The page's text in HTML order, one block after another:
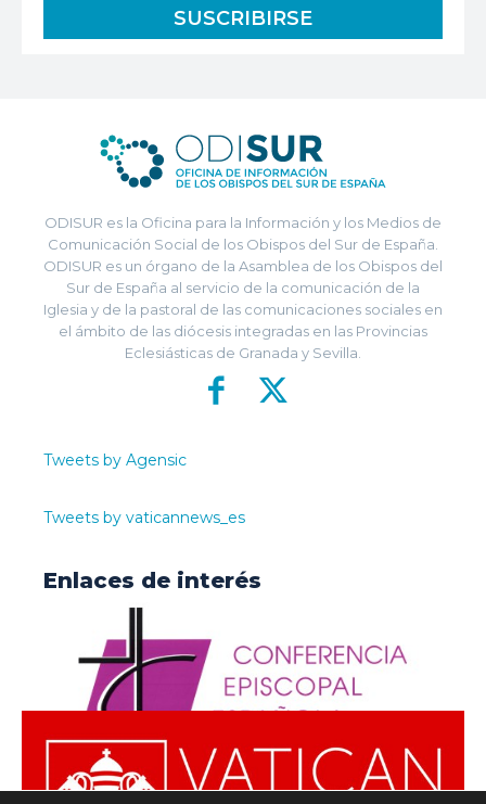
ODISUR es la Oficina para la Información y los Medios de
Comunicación Social de los Obispos del Sur de España.
ODISUR es un órgano de la Asamblea de los Obispos del
Sur de España al servicio de la comunicación de la
Iglesia y de la pastoral de las comunicaciones sociales en
el ámbito de las diócesis integradas en las Provincias
Eclesiásticas de Granada y Sevilla.
Tweets by Agensic
Tweets by vaticannews_es
Enlaces de interés